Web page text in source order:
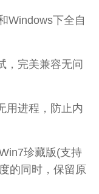
下全自
完美兼容无问
进程，防止内
珍藏版(支持
的同时，保留原